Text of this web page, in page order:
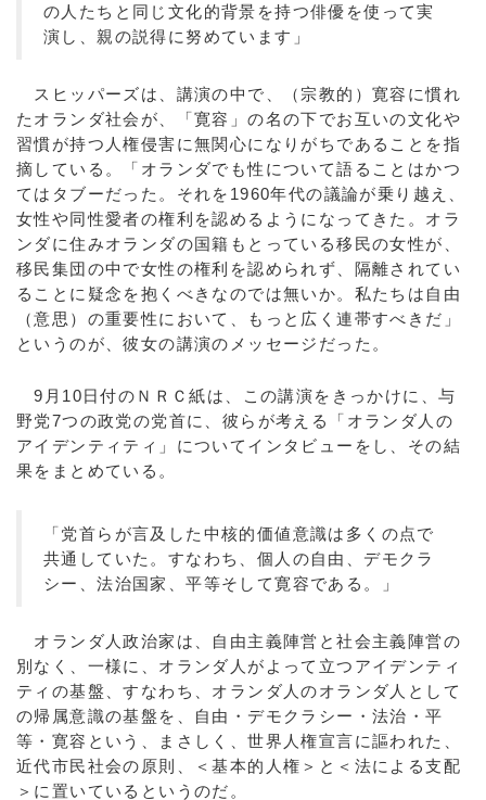
の人たちと同じ文化的背景を持つ俳優を使って実
演し、親の説得に努めています」
スヒッパーズは、講演の中で、（宗教的）寛容に慣れ
たオランダ社会が、「寛容」の名の下でお互いの文化や
習慣が持つ人権侵害に無関心になりがちであることを指
摘している。「オランダでも性について語ることはかつ
てはタブーだった。それを1960年代の議論が乗り越え、
女性や同性愛者の権利を認めるようになってきた。オラ
ンダに住みオランダの国籍もとっている移民の女性が、
移民集団の中で女性の権利を認められず、隔離されてい
ることに疑念を抱くべきなのでは無いか。私たちは自由
（意思）の重要性において、もっと広く連帯すべきだ」
というのが、彼女の講演のメッセージだった。
9月10日付のＮＲＣ紙は、この講演をきっかけに、与
野党7つの政党の党首に、彼らが考える「オランダ人の
アイデンティティ」についてインタビューをし、その結
果をまとめている。
「党首らが言及した中核的価値意識は多くの点で
共通していた。すなわち、個人の自由、デモクラ
シー、法治国家、平等そして寛容である。」
オランダ人政治家は、自由主義陣営と社会主義陣営の
別なく、一様に、オランダ人がよって立つアイデンティ
ティの基盤、すなわち、オランダ人のオランダ人として
の帰属意識の基盤を、自由・デモクラシー・法治・平
等・寛容という、まさしく、世界人権宣言に謳われた、
近代市民社会の原則、＜基本的人権＞と＜法による支配
＞に置いているというのだ。